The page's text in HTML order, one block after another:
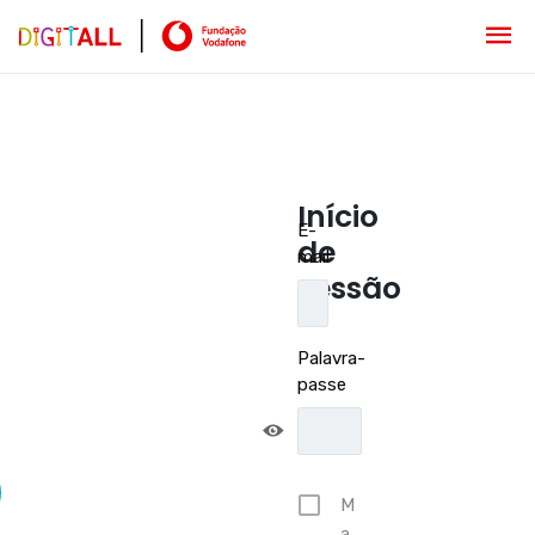
Início
de
sessão
E-
mail
Palavra-
passe
M